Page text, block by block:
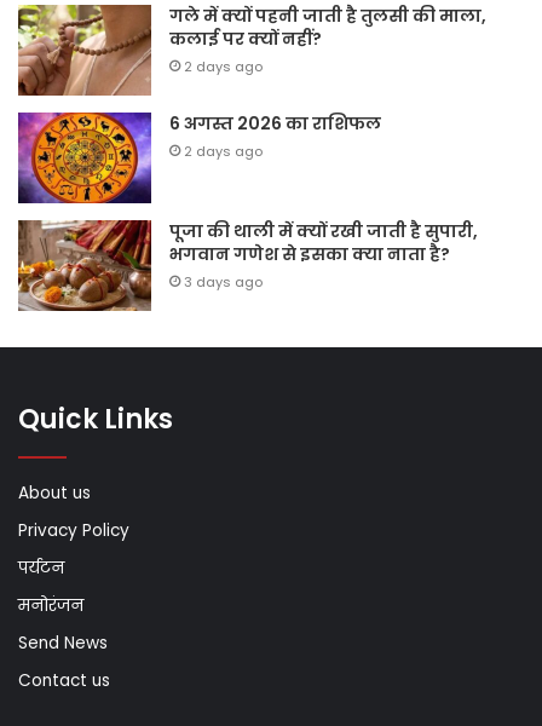
गले में क्यों पहनी जाती है तुलसी की माला,
कलाई पर क्यों नहीं?
2 days ago
6 अगस्त 2026 का राशिफल
2 days ago
पूजा की थाली में क्यों रखी जाती है सुपारी,
भगवान गणेश से इसका क्या नाता है?
3 days ago
Quick Links
About us
Privacy Policy
पर्यटन
मनोरंजन
Send News
Contact us